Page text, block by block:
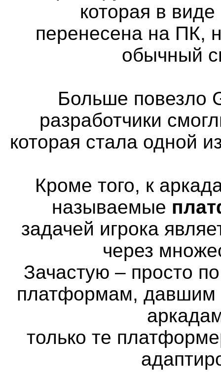
которая в
перенесена на ПК,
обычный
Больше повезло
разработчики
которая стала одной
Кроме того, к
называемые
задачей игрока
через
Зачастую – просто
платформам, давшим
только те